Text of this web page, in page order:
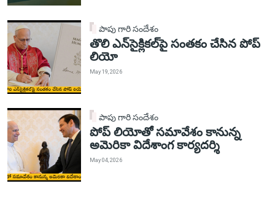
పాపు గారి సందేశం
తొలి ఎన్‌సైక్లికల్‌పై సంతకం చేసిన పోప్
లియో
May 19, 2026
పాపు గారి సందేశం
పోప్ లియోతో సమావేశం కానున్న
అమెరికా విదేశాంగ కార్యదర్శి
May 04, 2026